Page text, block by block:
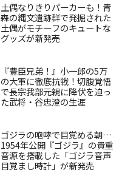
土偶なりきりパーカーも！青
森の縄文遺跡群で発掘された
土偶がモチーフのキュートな
グッズが新発売
『豊臣兄弟！』小一郎の5万
の大軍に徹底抗戦！切腹覚悟
で長宗我部元親に降伏を迫っ
た武将・谷忠澄の生涯
ゴジラの咆哮で目覚める朝…
1954年公開『ゴジラ』の貴重
音源を搭載した「ゴジラ音声
目覚まし時計」が新発売